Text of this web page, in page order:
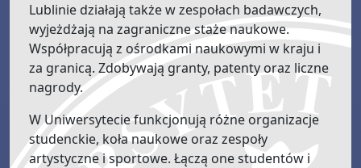
Lublinie działają także w zespołach badawczych,
wyjeżdżają na zagraniczne staże naukowe.
Współpracują z ośrodkami naukowymi w kraju i
za granicą. Zdobywają granty, patenty oraz liczne
nagrody.
W Uniwersytecie funkcjonują różne organizacje
studenckie, koła naukowe oraz zespoły
artystyczne i sportowe. Łączą one studentów i